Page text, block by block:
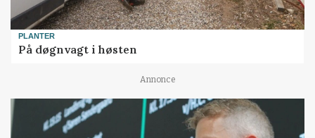
PLANTER
På døgnvagt i høsten
Annonce